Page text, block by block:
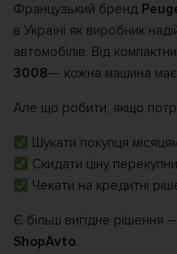
Французький бренд
в Україні як виробник
автомобілів. Від
3008— кожна машина має
Але що робити, якщо
Шукати покупця
Скидати ціну
Чекати на кредитні
Є більш вигідне рішення –
ShopAvto.